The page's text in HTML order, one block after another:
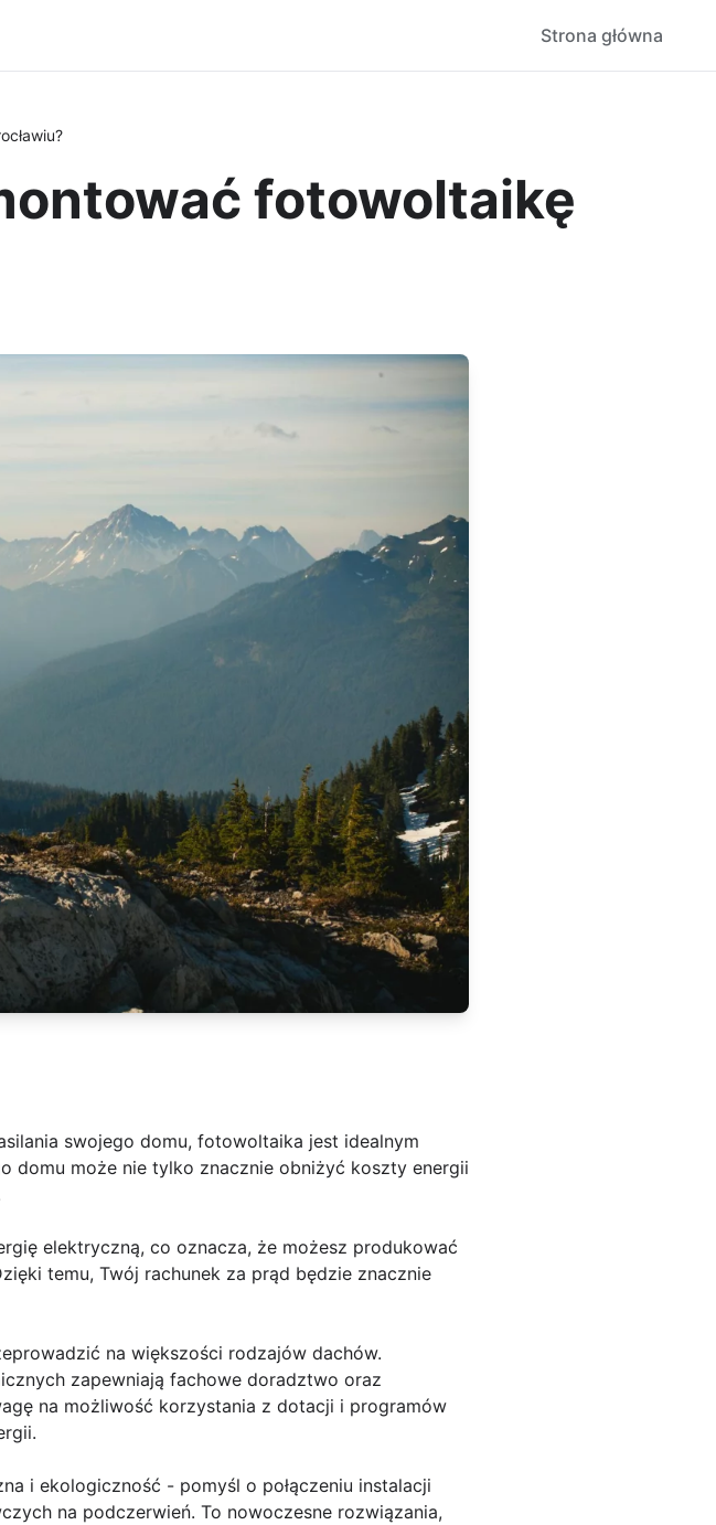
Strona główna
fotowoltaikę
swojego domu, fotowoltaika jest idealnym
domu może nie tylko znacznie obniżyć koszty energii
elektryczną, co oznacza, że możesz produkować
temu, Twój rachunek za prąd będzie znacznie
na większości rodzajów dachów.
zapewniają fachowe doradztwo oraz
na możliwość korzystania z dotacji i programów
i ekologiczność - pomyśl o połączeniu instalacji
na podczerwień. To nowoczesne rozwiązania,